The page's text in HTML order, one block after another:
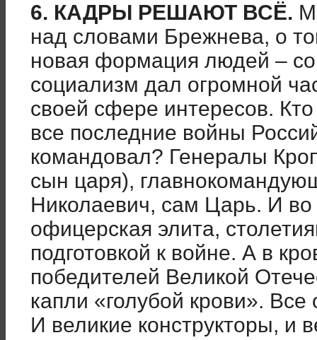
6. КАДРЫ РЕШАЮТ ВСЁ.
над словами Брежнева, о
новая формация людей –
социализм дал огромной
своей сфере интересов.
все последние войны
командовал? Генералы
сын царя),
Николаевич, сам Царь. И во
офицерская элита,
подготовкой к войне. А в
победителей Великой
капли «голубой крови». Все
И великие конструкторы, и